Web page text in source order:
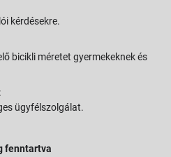
kérdésekre.
bicikli méretet gyermekeknek és
ügyfélszolgálat.
fenntartva